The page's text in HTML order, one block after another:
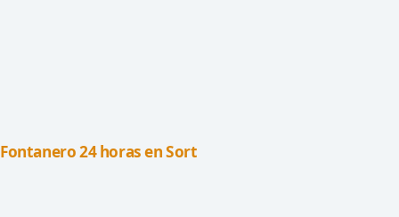
Fontanero 24 horas en Sort